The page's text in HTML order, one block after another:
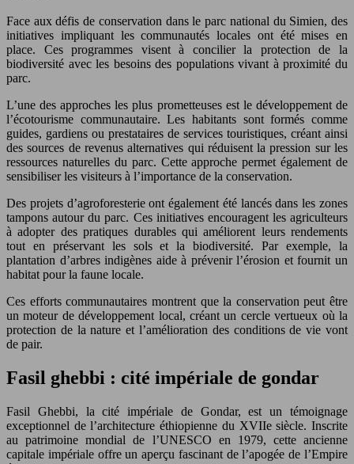
Face aux défis de conservation dans le parc national du Simien, des
initiatives impliquant les communautés locales ont été mises en
place. Ces programmes visent à concilier la protection de la
biodiversité avec les besoins des populations vivant à proximité du
parc.
L’une des approches les plus prometteuses est le développement de
l’écotourisme communautaire. Les habitants sont formés comme
guides, gardiens ou prestataires de services touristiques, créant ainsi
des sources de revenus alternatives qui réduisent la pression sur les
ressources naturelles du parc. Cette approche permet également de
sensibiliser les visiteurs à l’importance de la conservation.
Des projets d’agroforesterie ont également été lancés dans les zones
tampons autour du parc. Ces initiatives encouragent les agriculteurs
à adopter des pratiques durables qui améliorent leurs rendements
tout en préservant les sols et la biodiversité. Par exemple, la
plantation d’arbres indigènes aide à prévenir l’érosion et fournit un
habitat pour la faune locale.
Ces efforts communautaires montrent que la conservation peut être
un moteur de développement local, créant un cercle vertueux où la
protection de la nature et l’amélioration des conditions de vie vont
de pair.
Fasil ghebbi : cité impériale de gondar
Fasil Ghebbi, la cité impériale de Gondar, est un témoignage
exceptionnel de l’architecture éthiopienne du XVIIe siècle. Inscrite
au patrimoine mondial de l’UNESCO en 1979, cette ancienne
capitale impériale offre un aperçu fascinant de l’apogée de l’Empire